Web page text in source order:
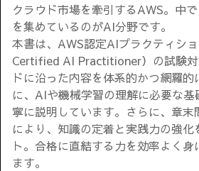
クラウド市場を牽引するAWS。中
を集めているのがAI分野です。
本書は、AWS認定AIプラクティシ
Certified AI Practitioner）の試験対
ドに沿った内容を体系的かつ網羅的
に、AIや機械学習の理解に必要な
寧に説明しています。さらに、章末
により、知識の定着と実践力の強化
ト。合格に直結する力を効率よく身
ます。